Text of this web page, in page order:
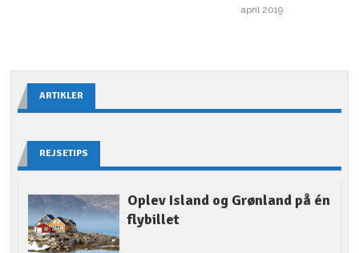
april 2019
ARTIKLER
REJSETIPS
Oplev Island og Grønland på én
flybillet